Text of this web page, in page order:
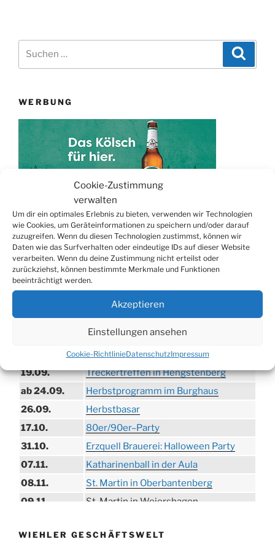
Cookie-Zustimmung
verwalten
Um dir ein optimales Erlebnis zu bieten, verwenden wir Technologien
wie Cookies, um Geräteinformationen zu speichern und/oder darauf
zuzugreifen. Wenn du diesen Technologien zustimmst, können wir
Daten wie das Surfverhalten oder eindeutige IDs auf dieser Website
verarbeiten. Wenn du deine Zustimmung nicht erteilst oder
zurückziehst, können bestimmte Merkmale und Funktionen
beeinträchtigt werden.
Akzeptieren
Einstellungen ansehen
Cookie-RichtlinieDatenschutzImpressum
WERBUNG
TERMINE
21.06. bis
30.08.
Biergarten-Wochenenden der Erzquell
Brauerei
Trödelmarkt in der Ortsmitte
29.08.
Sommerfest in Helmerhausen
Beach-Volleyball-Turnier
Wandertag
19.09.
Treckertreffen in Hengstenberg
ab 24.09.
Herbstprogramm im Burghaus
26.09.
Herbstbasar
17.10.
80er/90er–Party
31.10.
Erzquell Brauerei: Halloween Party
07.11.
Katharinenball in der Aula
08.11.
St. Martin in Oberbantenberg
09.11.
St. Martin in Weiershagen
11.11.
„DÜX“ im Burghaus
WIEHLER GESCHÄFTSWELT